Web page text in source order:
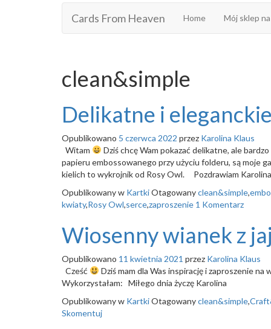
Cards From Heaven Home Mój sklep
clean&simple
Delikatne i
Opublikowano 5 czerwca 2022 przez Karolina Klaus
Witam
Dziś chcę Wam pokazać delikatne, ale
papieru embossowanego przy użyciu folderu, są moje
kielich to wykrojnik od Rosy Owl. Pozdrawiam Karolina
Opublikowany w KartkiOtagowanyclean&simple,
kwiaty,Rosy Owl,serce,zaproszenie 1 Komentarz
Wiosenny wianek z
Opublikowano 11 kwietnia 2021 przez Karolina Klaus
Cześć
Dziś mam dla Was inspirację i zaproszenie
Wykorzystałam: Miłego dnia życzę Karolina
Opublikowany w KartkiOtagowanyclean&simple,
Skomentuj